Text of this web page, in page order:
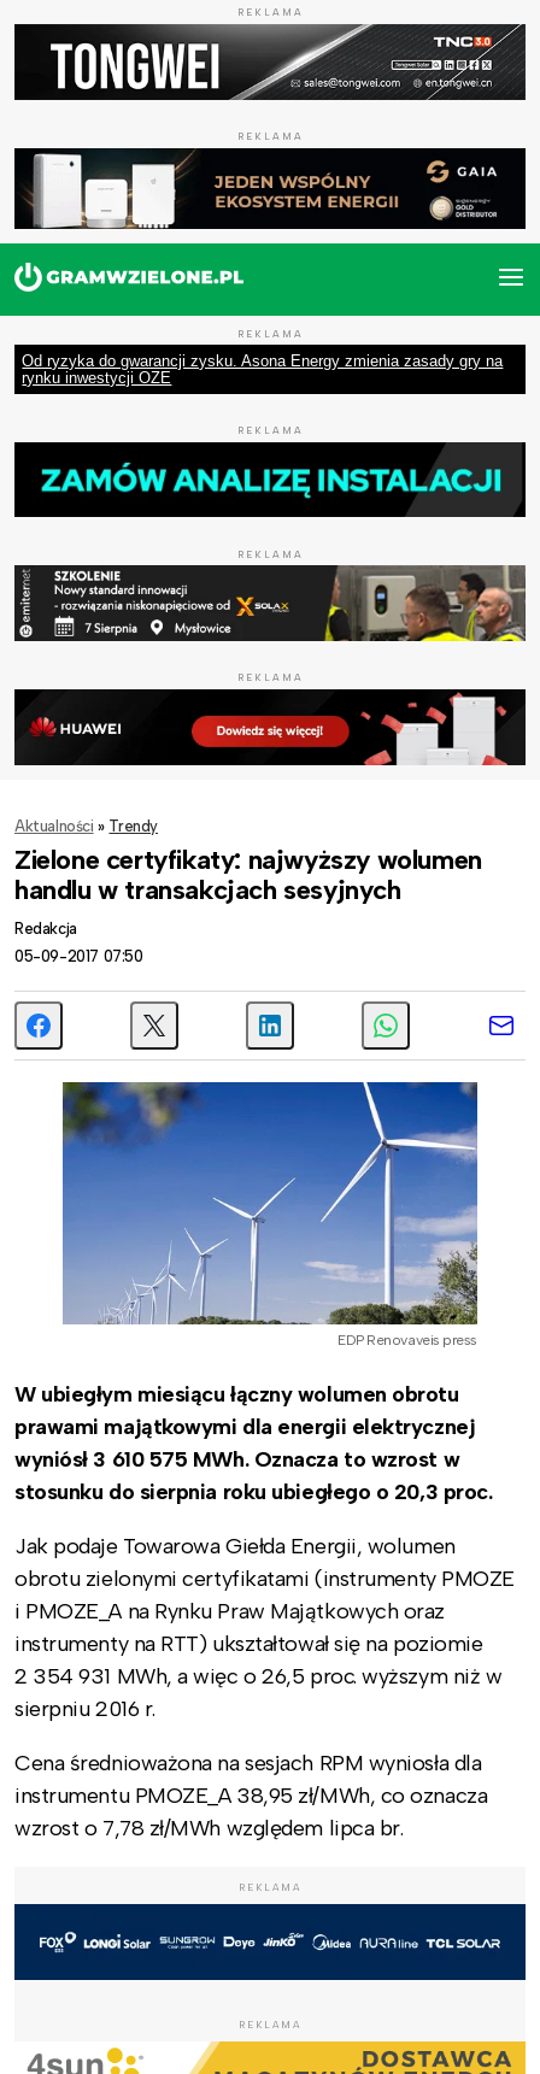
REKLAMA
REKLAMA
REKLAMA
Od ryzyka do gwarancji zysku. Asona Energy zmienia zasady gry na
rynku inwestycji OZE
REKLAMA
REKLAMA
REKLAMA
Aktualności » Trendy
Zielone certyfikaty: najwyższy wolumen
handlu w transakcjach sesyjnych
Redakcja
05-09-2017 07:50
EDP Renovaveis press
W ubiegłym miesiącu łączny wolumen obrotu
prawami majątkowymi dla energii elektrycznej
wyniósł 3 610 575 MWh. Oznacza to wzrost w
stosunku do sierpnia roku ubiegłego o 20,3 proc.
Jak podaje Towarowa Giełda Energii, wolumen
obrotu zielonymi certyfikatami (instrumenty PMOZE
i PMOZE_A na Rynku Praw Majątkowych oraz
instrumenty na RTT) ukształtował się na poziomie
2 354 931 MWh, a więc o 26,5 proc. wyższym niż w
sierpniu 2016 r.
Cena średnioważona na sesjach RPM wyniosła dla
instrumentu PMOZE_A 38,95 zł/MWh, co oznacza
wzrost o 7,78 zł/MWh względem lipca br.
REKLAMA
REKLAMA